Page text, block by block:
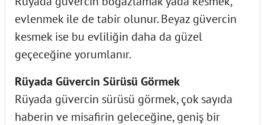
evlenmek ile de tabir olunur. Beyaz güvercin
kesmek ise bu evliliğin daha da güzel
geçeceğine yorumlanır.
Rüyada Güvercin Sürüsü Görmek
Rüyada güvercin sürüsü görmek, çok sayıda
haberin ve misafirin geleceğine, geniş bir